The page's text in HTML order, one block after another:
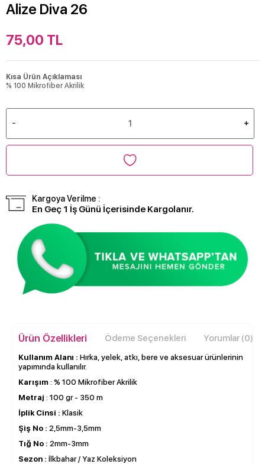
Alize Diva 26
75,00 TL
Kısa Ürün Açıklaması
% 100 Mikrofiber Akrilik
Kargoya Verilme :
En Geç 1 İş Günü İçerisinde Kargolanır.
Ürün Özellikleri Ödeme Seçenekleri Yorumlar (0)
Kullanım Alanı : Hırka, yelek, atkı, bere ve aksesuar ürünlerinin
yapımında kullanılır.
Karışım : % 100 Mikrofiber Akrilik
Metraj : 100 gr - 350 m
İplik Cinsi : Klasik
Şiş No : 2,5mm-3,5mm
Tığ No : 2mm-3mm
Sezon : İlkbahar / Yaz Koleksiyon